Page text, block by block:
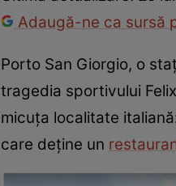
Adaugă-ne ca sursă
Porto San Giorgio, o
tragedia sportivului
micuța localitate
care deține un